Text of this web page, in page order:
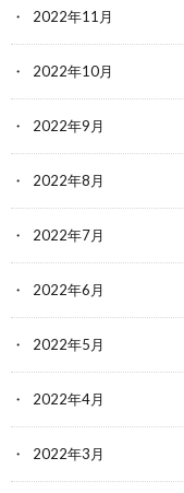
2022年11月
2022年10月
2022年9月
2022年8月
2022年7月
2022年6月
2022年5月
2022年4月
2022年3月